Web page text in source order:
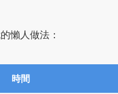
懶人做法：
時間